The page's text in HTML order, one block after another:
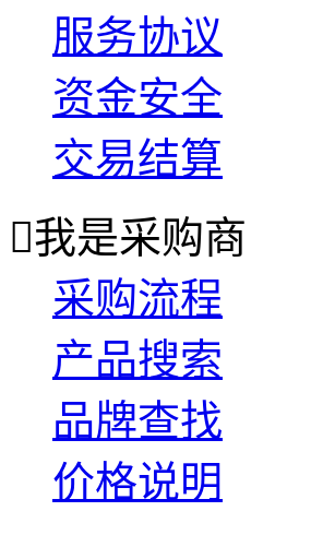
服务协议
资金安全
交易结算
我是采购商
采购流程
产品搜索
品牌查找
价格说明